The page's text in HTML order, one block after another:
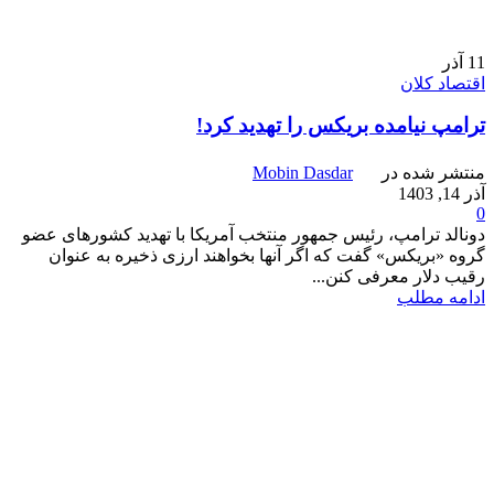
11 آذر
اقتصاد کلان
ترامپ نیامده بریکس را تهدید کرد!
منتشر شده در
Mobin Dasdar
آذر 14, 1403
0
دونالد ترامپ، رئیس جمهور منتخب آمریکا با تهدید کشورهای عضو
گروه «بریکس» گفت که اگر آنها بخواهند ارزی ذخیره به عنوان
رقیب دلار معرفی کنن...
ادامه مطلب